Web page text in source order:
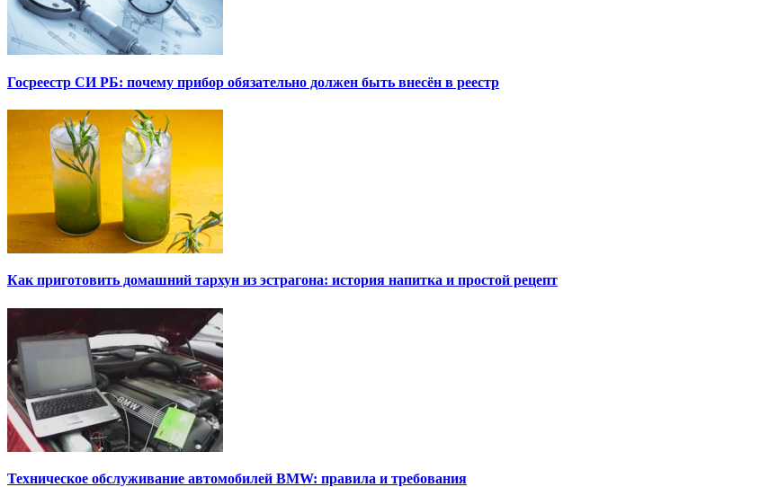
Госреестр СИ РБ: почему прибор обязательно должен быть внесён в реестр
Как приготовить домашний тархун из эстрагона: история напитка и простой рецепт
Техническое обслуживание автомобилей BMW: правила и требования